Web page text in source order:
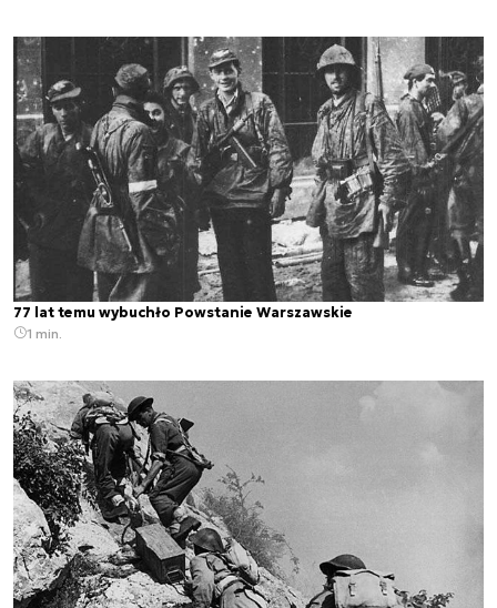
77 lat temu wybuchło Powstanie Warszawskie
1 min.